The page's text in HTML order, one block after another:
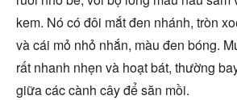
kem. Nó có đôi mắt đen nhánh, tròn
và cái mỏ nhỏ nhắn, màu đen bóng.
rất nhanh nhẹn và hoạt bát, thường
giữa các cành cây để săn mồi.